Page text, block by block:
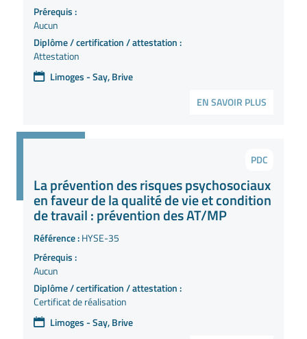
Prérequis :
Aucun
Diplôme / certification / attestation :
Attestation
Limoges - Say, Brive
EN SAVOIR PLUS
PDC
La prévention des risques psychosociaux
en faveur de la qualité de vie et condition
de travail : prévention des AT/MP
Référence :HYSE-35
Prérequis :
Aucun
Diplôme / certification / attestation :
Certificat de réalisation
Limoges - Say, Brive